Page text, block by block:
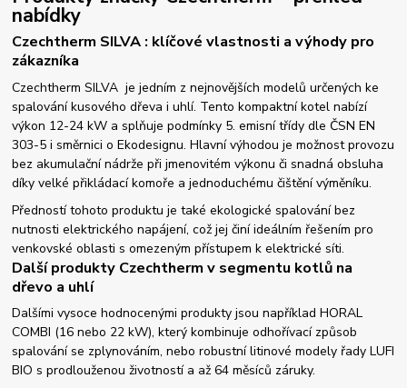
nabídky
Czechtherm SILVA : klíčové vlastnosti a výhody pro
zákazníka
Czechtherm SILVA je jedním z nejnovějších modelů určených ke
spalování kusového dřeva i uhlí. Tento kompaktní kotel nabízí
výkon 12-24 kW a splňuje podmínky 5. emisní třídy dle ČSN EN
303-5 i směrnici o Ekodesignu. Hlavní výhodou je možnost provozu
bez akumulační nádrže při jmenovitém výkonu či snadná obsluha
díky velké přikládací komoře a jednoduchému čištění výměníku.
Předností tohoto produktu je také ekologické spalování bez
nutnosti elektrického napájení, což jej činí ideálním řešením pro
venkovské oblasti s omezeným přístupem k elektrické síti.
Další produkty Czechtherm v segmentu kotlů na
dřevo a uhlí
Dalšími vysoce hodnocenými produkty jsou například HORAL
COMBI (16 nebo 22 kW), který kombinuje odhořívací způsob
spalování se zplynováním, nebo robustní litinové modely řady LUFI
BIO s prodlouženou životností a až 64 měsíců záruky.